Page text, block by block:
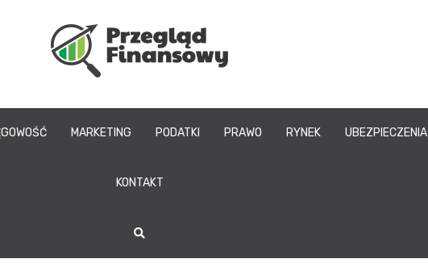
www.przegladfinansowy.pl
MARKETING PODATKI PRAWO RYNEK UBEZPIECZENIA
KONTAKT